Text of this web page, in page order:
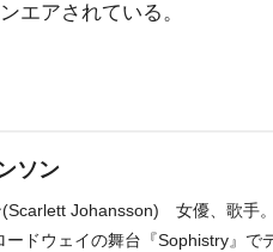
エアされている。
ソン
Johansson) 女優、歌手
ドウェイの舞台『Sophistry』で